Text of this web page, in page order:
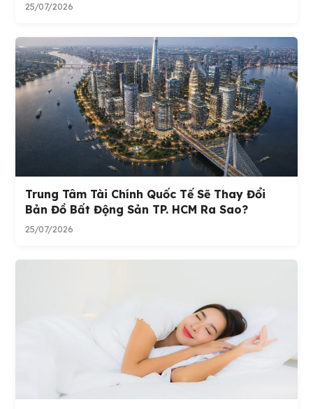
25/07/2026
Trung Tâm Tài Chính Quốc Tế Sẽ Thay Đổi
Bản Đồ Bất Động Sản TP. HCM Ra Sao?
25/07/2026